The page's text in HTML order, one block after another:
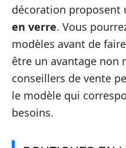
décoration proposent
en verre. Vous
modèles avant de
être un avantage non
conseillers de vente
le modèle qui
besoins.